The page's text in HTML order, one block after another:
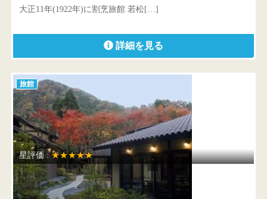
大正11年(1922年)に割烹旅館 若松[…]
詳細を見る
旅館
星評価 :★★★★★
有馬山叢 御所別墅